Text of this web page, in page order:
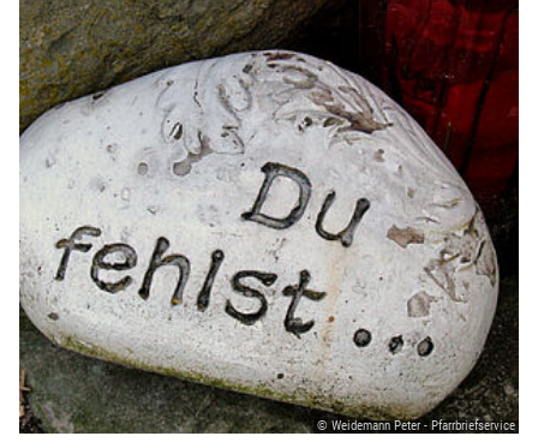
© Weidemann Peter - Pfarrbriefservice